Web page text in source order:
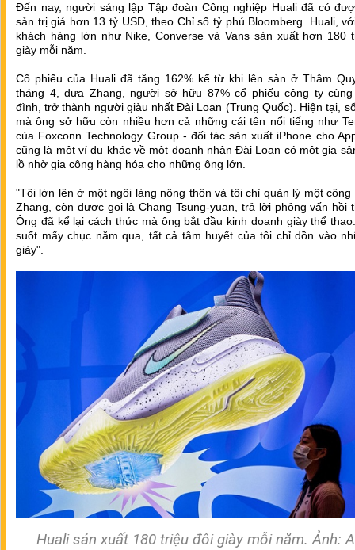
Đến nay, người sáng lập ‎‎Tập đoàn Công nghiệp Huali‎‎ đã có
sản trị giá hơn 13 tỷ USD, theo ‎‎Chỉ số tỷ phú Bloomberg‎‎. Huali,
khách hàng lớn như Nike, Converse và Vans sản xuất hơn 180
giày mỗi năm.‎
‎Cổ phiếu của Huali đã tăng 162% kể từ khi lên sàn ở Thâm
tháng 4, đưa Zhang, người sở hữu 87% cổ phiếu công ty
đình, trở thành người giàu nhất Đài Loan (Trung Quốc). Hiện tại,
mà ông sở hữu còn nhiều hơn cả những cái tên nổi tiếng như
của Foxconn Technology Group - đối tác sản xuất iPhone cho
cũng là một ví dụ khác về một doanh nhân Đài Loan có một gia
lồ nhờ gia công hàng hóa cho những ông lớn.
‎"Tôi lớn lên ở một ngôi làng nông thôn và tôi chỉ quản lý một công
Zhang, còn được gọi là Chang Tsung-yuan, trả lời phỏng vấn‎‎ hồi
Ông đã kể lại cách thức mà ông bắt đầu kinh doanh giày thể
suốt mấy chục năm qua, tất cả tâm huyết của tôi chỉ dồn vào
giày".
Huali sản xuất 180 triệu đôi giày mỗi năm. Ảnh: